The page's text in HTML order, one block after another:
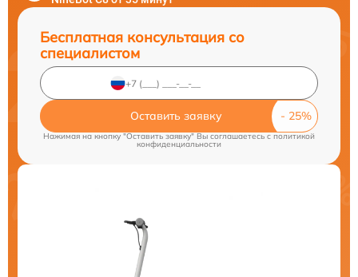
Бесплатная консультация со
специалистом
Оставить заявку
Нажимая на кнопку "Оставить заявку" Вы соглашаетесь c политикой
конфиденциальности